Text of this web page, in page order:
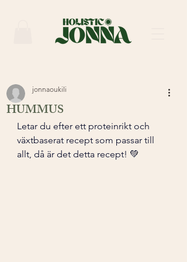
HUMMUS
jonnaoukili
Letar du efter ett proteinrikt och
växtbaserat recept som passar till
allt, då är det detta recept! 💚